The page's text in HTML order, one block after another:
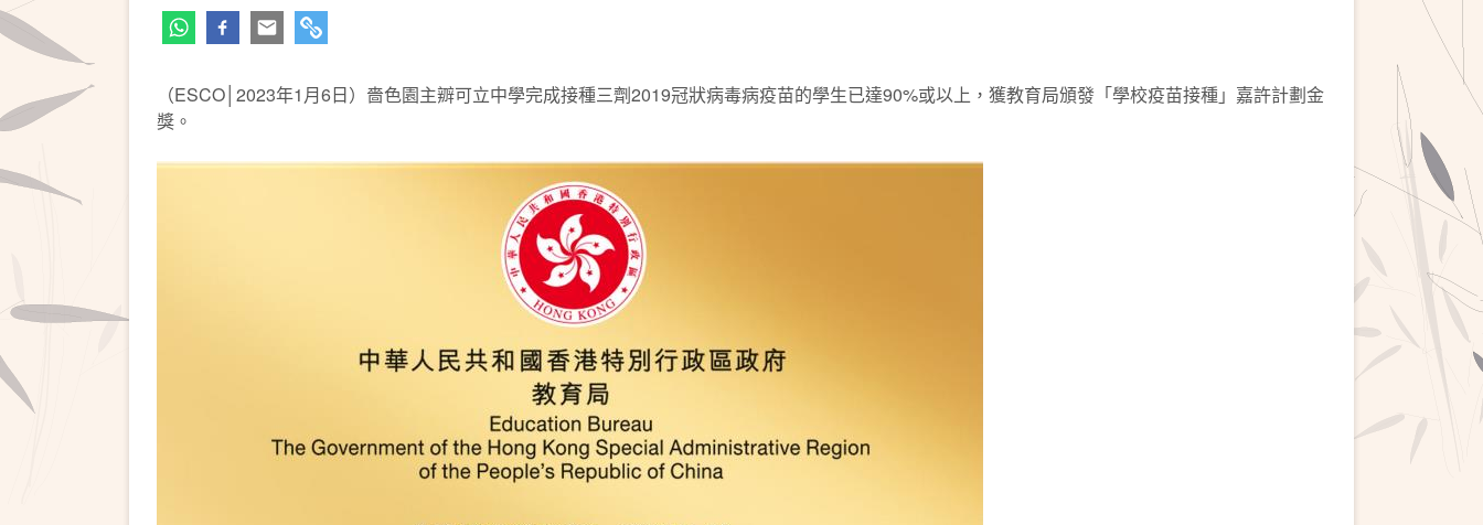
（ESCO│2023年1月6日）嗇色園主辧可立中學完成接種三劑2019冠狀病毒病疫苗的學生已達90%或以上，獲教育局頒發「學校疫苗接種」嘉許計劃金
獎。